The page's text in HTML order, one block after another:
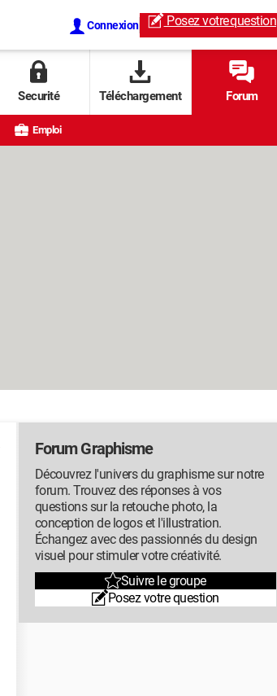
Connexion Posez votrequestion
Securité Téléchargement Forum
Emploi
Forum Graphisme
Découvrez l'univers du graphisme sur notre
forum. Trouvez des réponses à vos
questions sur la retouche photo, la
conception de logos et l'illustration.
Échangez avec des passionnés du design
visuel pour stimuler votre créativité.
Suivre le groupe
Posez votre question